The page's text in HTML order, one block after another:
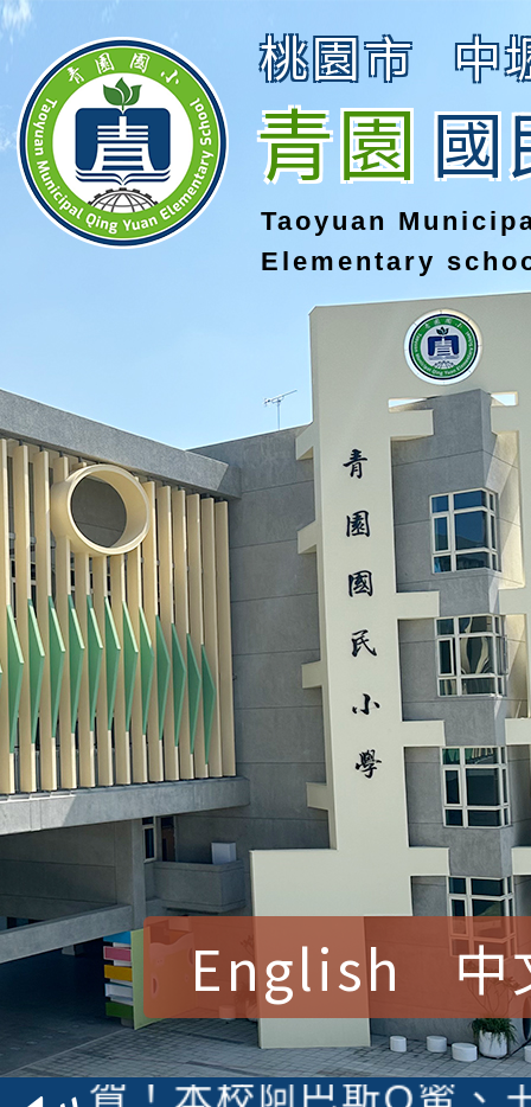
桃園市 中
青園國
Taoyuan
Elementary
English 中
賀！本校參加桃園市中
賽 洪綺君教師榮獲社
賀！本校阿巴斯O蜜、